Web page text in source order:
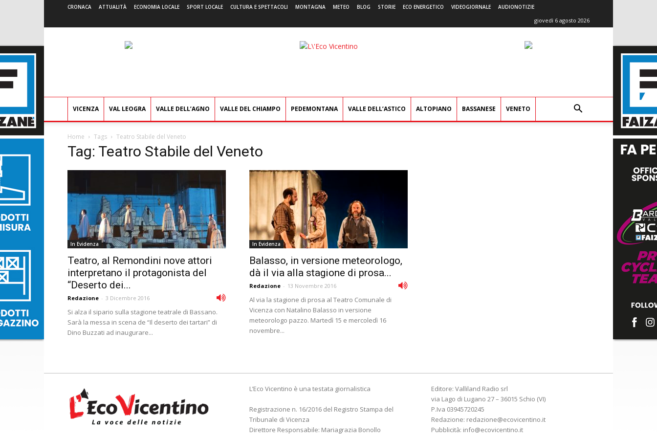
CRONACA ATTUALITÀ ECONOMIA LOCALE SPORT LOCALE CULTURA E SPETTACOLI MONTAGNA METEO BLOG STORIE ECO ENERGETICO VIDEOGIORNALE AUDIONOTIZIE
giovedì 6 agosto 2026
L'Eco
VICENZA VAL LEOGRA VALLE DELL’AGNO VALLE DEL CHIAMPO PEDEMONTANA VALLE DELL’ASTICO ALTOPIANO BASSANESE VENETO
Home Tags Teatro Stabile del Veneto
Tag: Teatro Stabile del Veneto
In Evidenza
Teatro, al Remondini nove attori
interpretano il protagonista del
“Deserto dei...
Redazione - 3 Dicembre 2016
Si alza il sipario sulla stagione teatrale di Bassano.
Sarà la messa in scena de “Il deserto dei tartari” di
Dino Buzzati ad inaugurare...
In Evidenza
Balasso, in versione meteorologo,
dà il via alla stagione di prosa...
Redazione - 13 Novembre 2016
Al via la stagione di prosa al Teatro Comunale di
Vicenza con Natalino Balasso in versione
meteorologo pazzo. Martedì 15 e mercoledì 16
novembre...
L’Eco Vicentino è una testata giornalistica
Registrazione n. 16/2016 del Registro Stampa del
Tribunale di Vicenza
Direttore Responsabile: Mariagrazia Bonollo
Editore: Valliland Radio srl
via Lago di Lugano 27 – 36015 Schio (VI)
P.Iva 03945720245
Redazione: redazione@ecovicentino.it
Pubblicità: info@ecovicentino.it